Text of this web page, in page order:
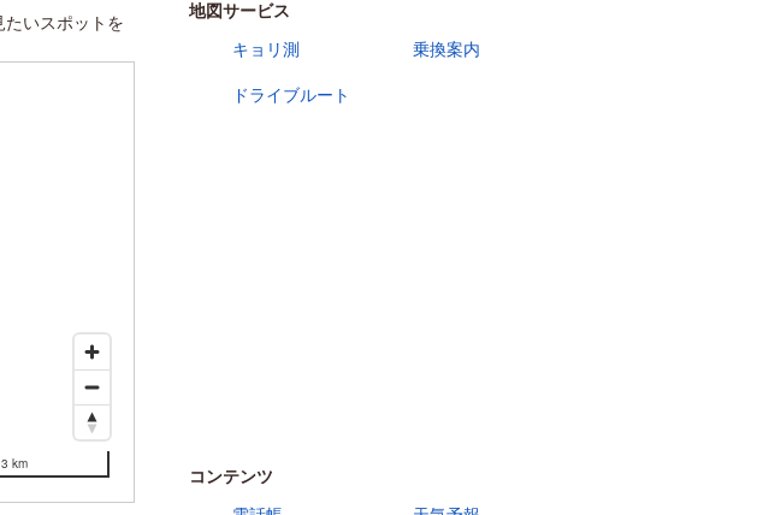
いスポットを
3 km
地図サービス
キョリ測
乗換案内
ドライブルート
コンテンツ